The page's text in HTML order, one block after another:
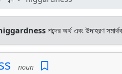
শব্দের অর্থ এবং উদাহরণ
noun